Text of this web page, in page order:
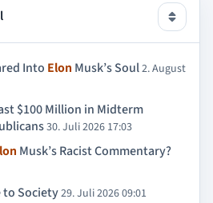
Into Elon Musk’s Soul2. August
$100 Million in Midterm
30. Juli 2026 17:03
Musk’s Racist Commentary?
to Society29. Juli 2026 09:01